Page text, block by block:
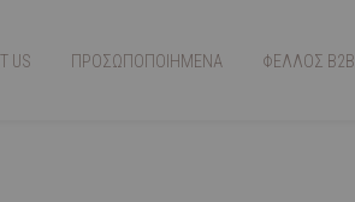
US ΠΡΟΣΩΠΟΠΟΙΗΜΕΝΑ ΦΕΛΛΟΣ Β2Β